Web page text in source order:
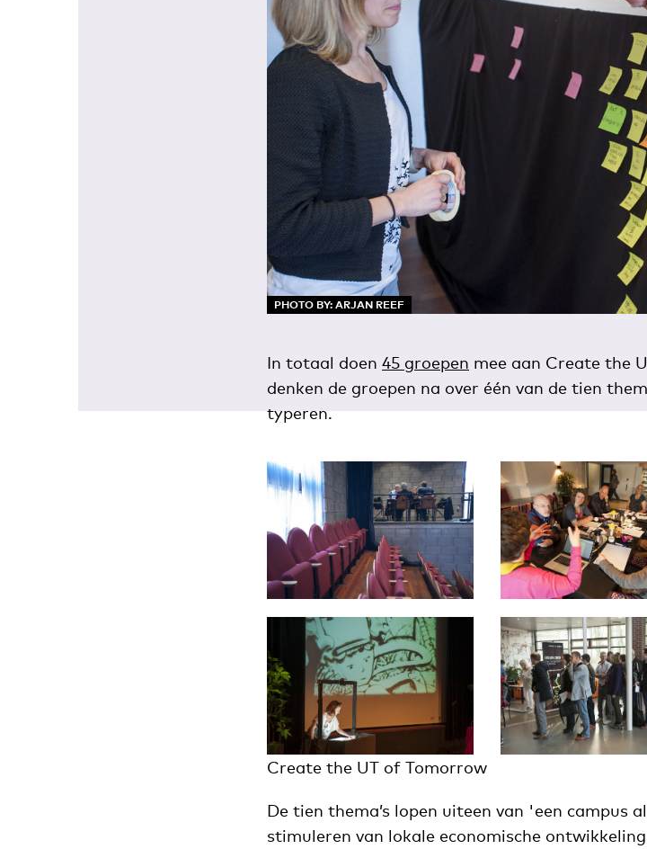
PHOTO BY: ARJAN REEF
In totaal doen 45 groepen mee aan Create the
denken de groepen na over één van de tien
typeren.
Create the UT of Tomorrow
De tien thema’s lopen uiteen van 'een
stimuleren van lokale economische